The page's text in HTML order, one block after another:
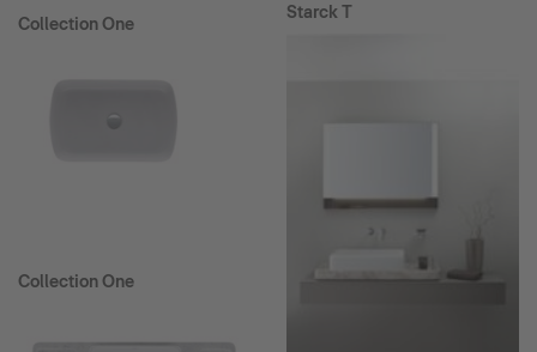
Collection One
Collection One
Starck T